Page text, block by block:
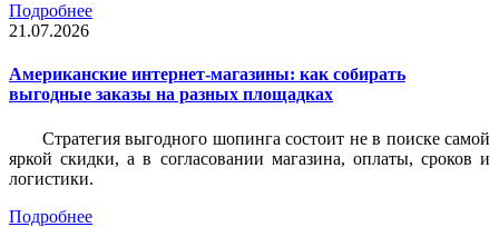
Подробнее
21.07.2026
Американские интернет-магазины: как собирать
выгодные заказы на разных площадках
Стратегия выгодного шопинга состоит не в поиске самой
яркой скидки, а в согласовании магазина, оплаты, сроков и
логистики.
Подробнее